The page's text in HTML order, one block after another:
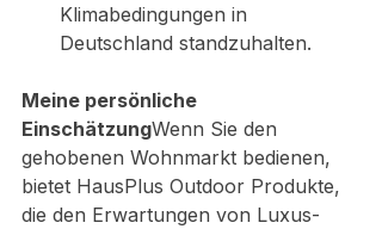
Klimabedingungen in
Deutschland standzuhalten.
Meine persönliche
EinschätzungWenn Sie den
gehobenen Wohnmarkt bedienen,
bietet HausPlus Outdoor Produkte,
die den Erwartungen von Luxus-